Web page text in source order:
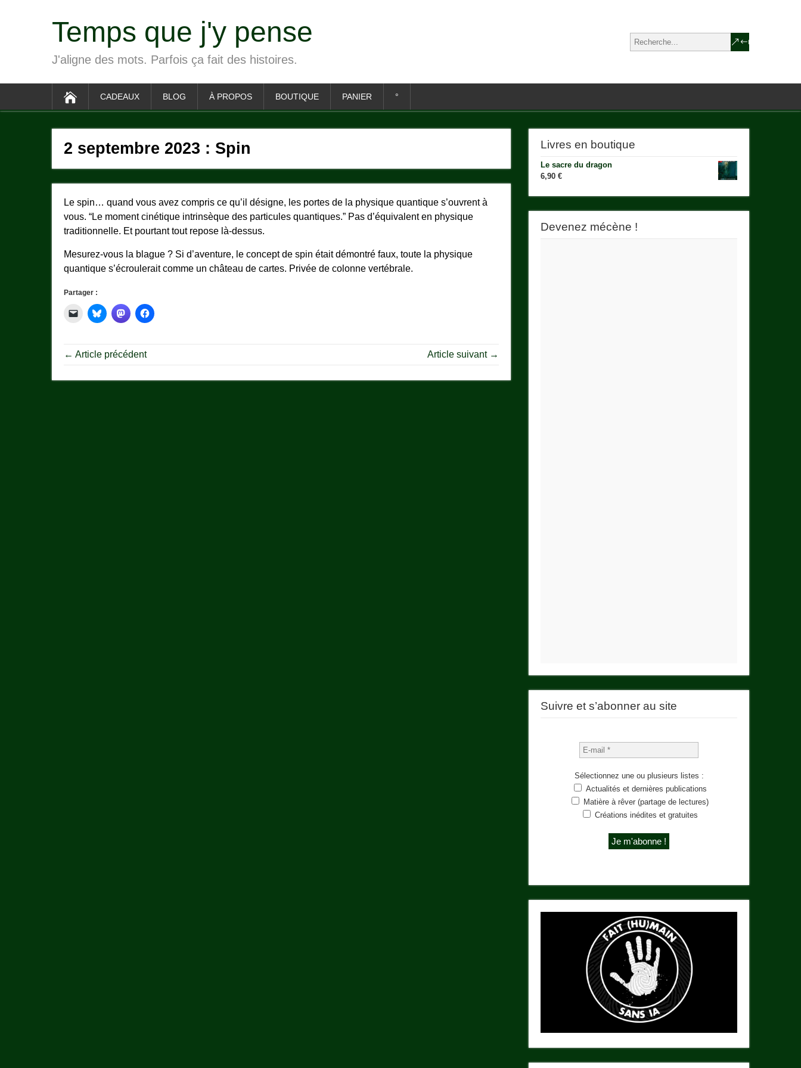
Temps que j'y pense
J'aligne des mots. Parfois ça fait des histoires.
CADEAUX BLOG À PROPOS BOUTIQUE PANIER °
2 septembre 2023 : Spin
Le spin… quand vous avez compris ce qu’il désigne, les portes de la physique quantique s’ouvrent à
vous. “Le moment cinétique intrinsèque des particules quantiques.” Pas d’équivalent en physique
traditionnelle. Et pourtant tout repose là-dessus.
Mesurez-vous la blague ? Si d’aventure, le concept de spin était démontré faux, toute la physique
quantique s’écroulerait comme un château de cartes. Privée de colonne vertébrale.
Partager :
← Article précédent Article suivant →
Livres en boutique
Le sacre du dragon
6,90 €
Devenez mécène !
Suivre et s’abonner au site
Sélectionnez une ou plusieurs listes :
Actualités et dernières publications
Matière à rêver (partage de lectures)
Créations inédites et gratuites